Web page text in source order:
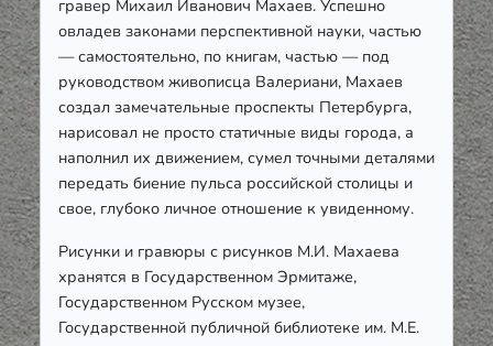
гравер Михаил Иванович Махаев. Успешно
овладев законами перспективной науки, частью
— самостоятельно, по книгам, частью — под
руководством живописца Валериани, Махаев
создал замечательные проспекты Петербурга,
нарисовал не просто статичные виды города, а
наполнил их движением, сумел точными деталями
передать биение пульса российской столицы и
свое, глубоко личное отношение к увиденному.
Рисунки и гравюры с рисунков М.И. Махаева
хранятся в Государственном Эрмитаже,
Государственном Русском музее,
Государственной публичной библиотеке им. М.Е.